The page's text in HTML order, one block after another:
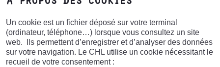
Un cookie est un fichier déposé sur votre terminal
(ordinateur, téléphone…) lorsque vous consultez un site
web. Ils permettent d’enregistrer et d’analyser des données
sur votre navigation. Le CHL utilise un cookie nécessitant le
recueil de votre consentement :